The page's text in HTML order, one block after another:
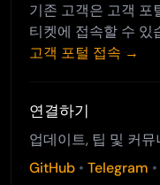
기존 고객은 고객 포
티켓에 접속할 수 있
고객 포털 접속 →
연결하기
업데이트, 팁 및 커
GitHub • Telegram •